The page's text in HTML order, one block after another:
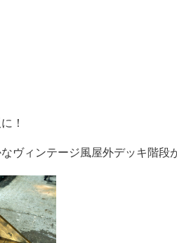
！
ヴィンテージ風屋外デッキ階段